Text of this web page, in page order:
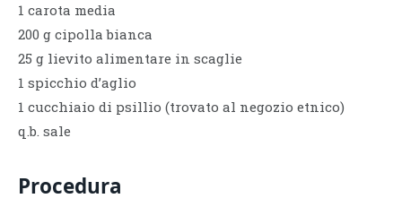
1 carota media
200 g cipolla bianca
25 g lievito alimentare in scaglie
1 spicchio d’aglio
1 cucchiaio di psillio (trovato al negozio etnico)
q.b. sale
Procedura